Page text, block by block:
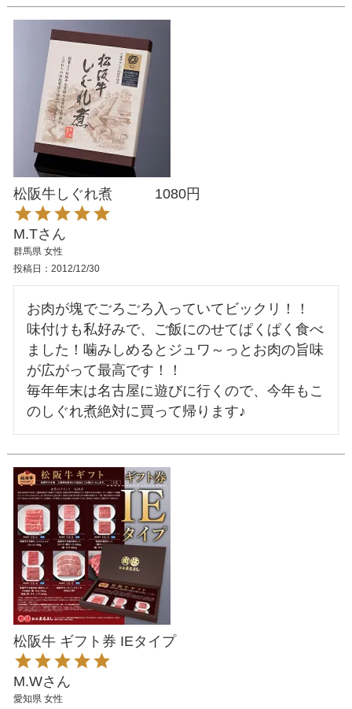
松阪牛しぐれ煮 1080円
M.T
群馬県 女性
投稿日
2012/12/30
お肉が塊でごろごろ入っていてビックリ！！
味付けも私好みで、ご飯にのせてぱくぱく食べ
ました！噛みしめるとジュワ～っとお肉の旨味
が広がって最高です！！
毎年年末は名古屋に遊びに行くので、今年もこ
松阪牛 ギフト券 IEタイプ
M.W
愛知県 女性